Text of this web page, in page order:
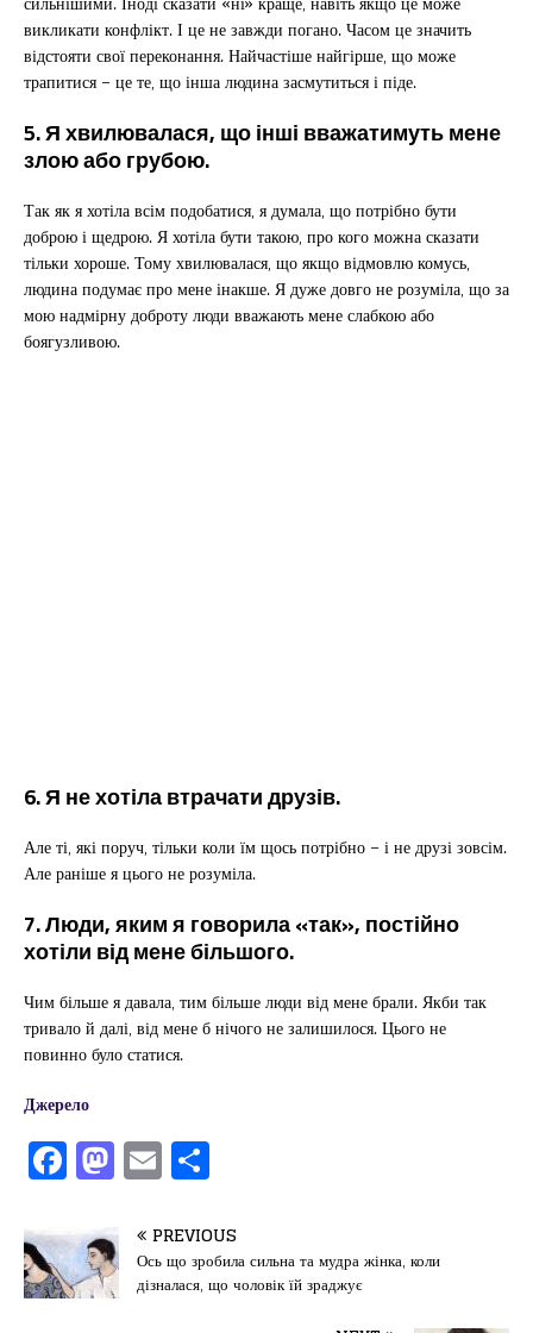
викликати конфлікт. І це не завжди погано. Часом це значить
відстояти свої переконання. Найчастіше найгірше, що може
трапитися – це те, що інша людина засмутиться і піде.
5. Я хвилювалася, що інші вважатимуть мене
злою або грубою.
Так як я хотіла всім подобатися, я думала, що потрібно бути
доброю і щедрою. Я хотіла бути такою, про кого можна сказати
тільки хороше. Тому хвилювалася, що якщо відмовлю комусь,
людина подумає про мене інакше. Я дуже довго не розуміла, що за
мою надмірну доброту люди вважають мене слабкою або
боягузливою.
6. Я не хотіла втрачати друзів.
Але ті, які поруч, тільки коли їм щось потрібно – і не друзі зовсім.
Але раніше я цього не розуміла.
7. Люди, яким я говорила «так», постійно
хотіли від мене більшого.
Чим більше я давала, тим більше люди від мене брали. Якби так
тривало й далі, від мене б нічого не залишилося. Цього не
повинно було статися.
Джерело
F
a
c
e
b
M
a
st
o
d
E
m
ai
l
іл
и
т
PREVIOUS
Ось що зробила сильна та мудра жінка, коли
дізналася, що чоловік їй зраджує